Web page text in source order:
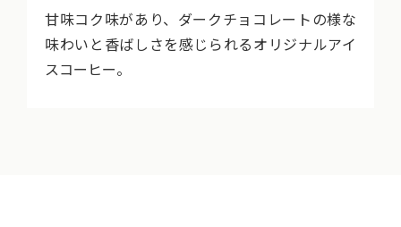
甘味コク味があり、ダークチョコレートの様な
味わいと香ばしさを感じられるオリジナルアイ
スコーヒー。